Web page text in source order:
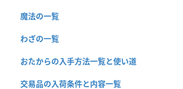
魔法の一覧
わざの一覧
おたからの入手方法一覧と使い道
交易品の入荷条件と内容一覧